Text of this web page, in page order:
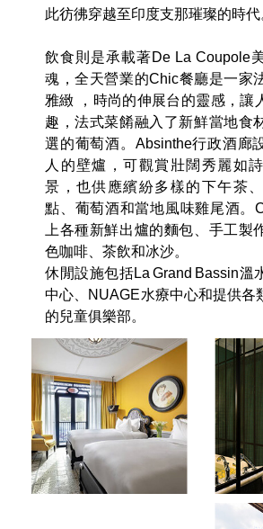
片、飾品、華麗復古的床頭、簡
彷彿施以華麗建築魔法，將飯店
的凡爾賽宮』，設計靈感除了汲
少數民族部落的文化，同時也致
年代的法屬印度支那的往日情懷
此彷彿穿越至印度支那璀璨的時代
飲食則是承載著De La Coupole
魂，全天營業的Chic餐廳是一家
雅緻 ，時尚的伸展台的靈感，讓
趣，法式菜餚融入了新鮮當地食
選的葡萄酒。Absinthe行政酒廊
人的壁爐，可觀賞壯闊秀麗如
景，也供應繽紛多樣的下午茶、
點、葡萄酒和當地風味雞尾酒。
上各種新鮮出爐的麵包、手工製
色咖啡、茶飲和冰沙。
休閒設施包括La Grand Bassin溫
中心、NUAGE水療中心和提供各
的兒童俱樂部。